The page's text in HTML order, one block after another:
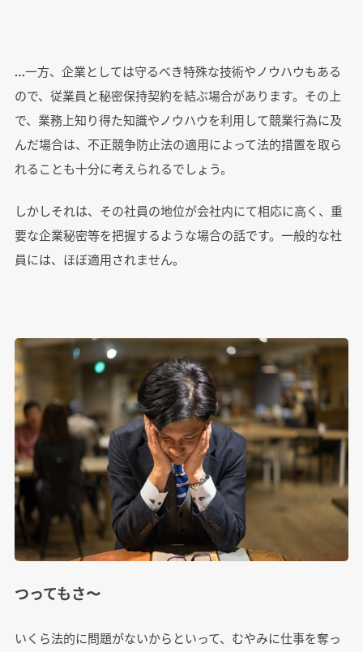
…一方、企業としては守るべき特殊な技術やノウハウもある
ので、従業員と秘密保持契約を結ぶ場合があります。その上
で、業務上知り得た知識やノウハウを利用して競業行為に及
んだ場合は、不正競争防止法の適用によって法的措置を取ら
れることも十分に考えられるでしょう。
しかしそれは、その社員の地位が会社内にて相応に高く、重
要な企業秘密等を把握するような場合の話です。一般的な社
員には、ほぼ適用されません。
つってもさ〜
いくら法的に問題がないからといって、むやみに仕事を奪っ